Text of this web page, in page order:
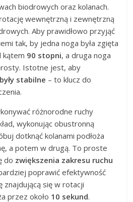
biodrowych oraz kolanach.
wewnętrzną i zewnętrzną
Aby prawidłowo przyjąć
tak, by jedna noga była zgięta
kątem 90 stopni, a druga noga
Istotne jest, aby
stabilne – to klucz do
różnorodne ruchy
wykonując obustronną
dotknąć kolanami podłoża
a potem w drugą. To proste
do zwiększenia zakresu ruchu
poprawić efektywność
znajdującą się w rotacji
przez około 10 sekund.